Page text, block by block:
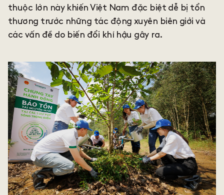
thuộc lớn này khiến Việt Nam đặc biệt dễ bị tổn
thương trước những tác động xuyên biên giới và
các vấn đề do biến đổi khí hậu gây ra.